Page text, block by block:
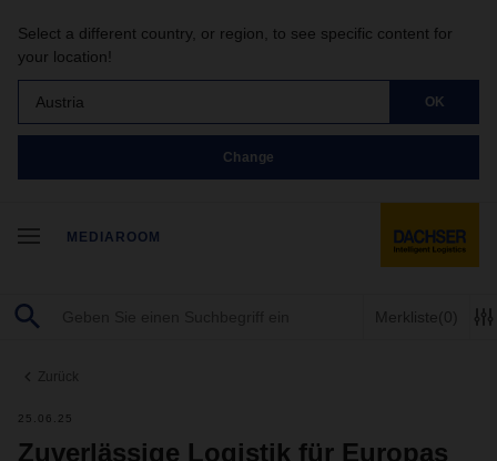
Select a different country, or region, to see specific content for
your location!
Austria OK
Change
MEDIAROOM
Merkliste(0)
Zurück
25.06.25
Zuverlässige Logistik für Europas